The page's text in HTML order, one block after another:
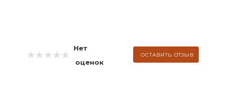
Нет
оценок
ОСТАВИТЬ ОТЗЫВ